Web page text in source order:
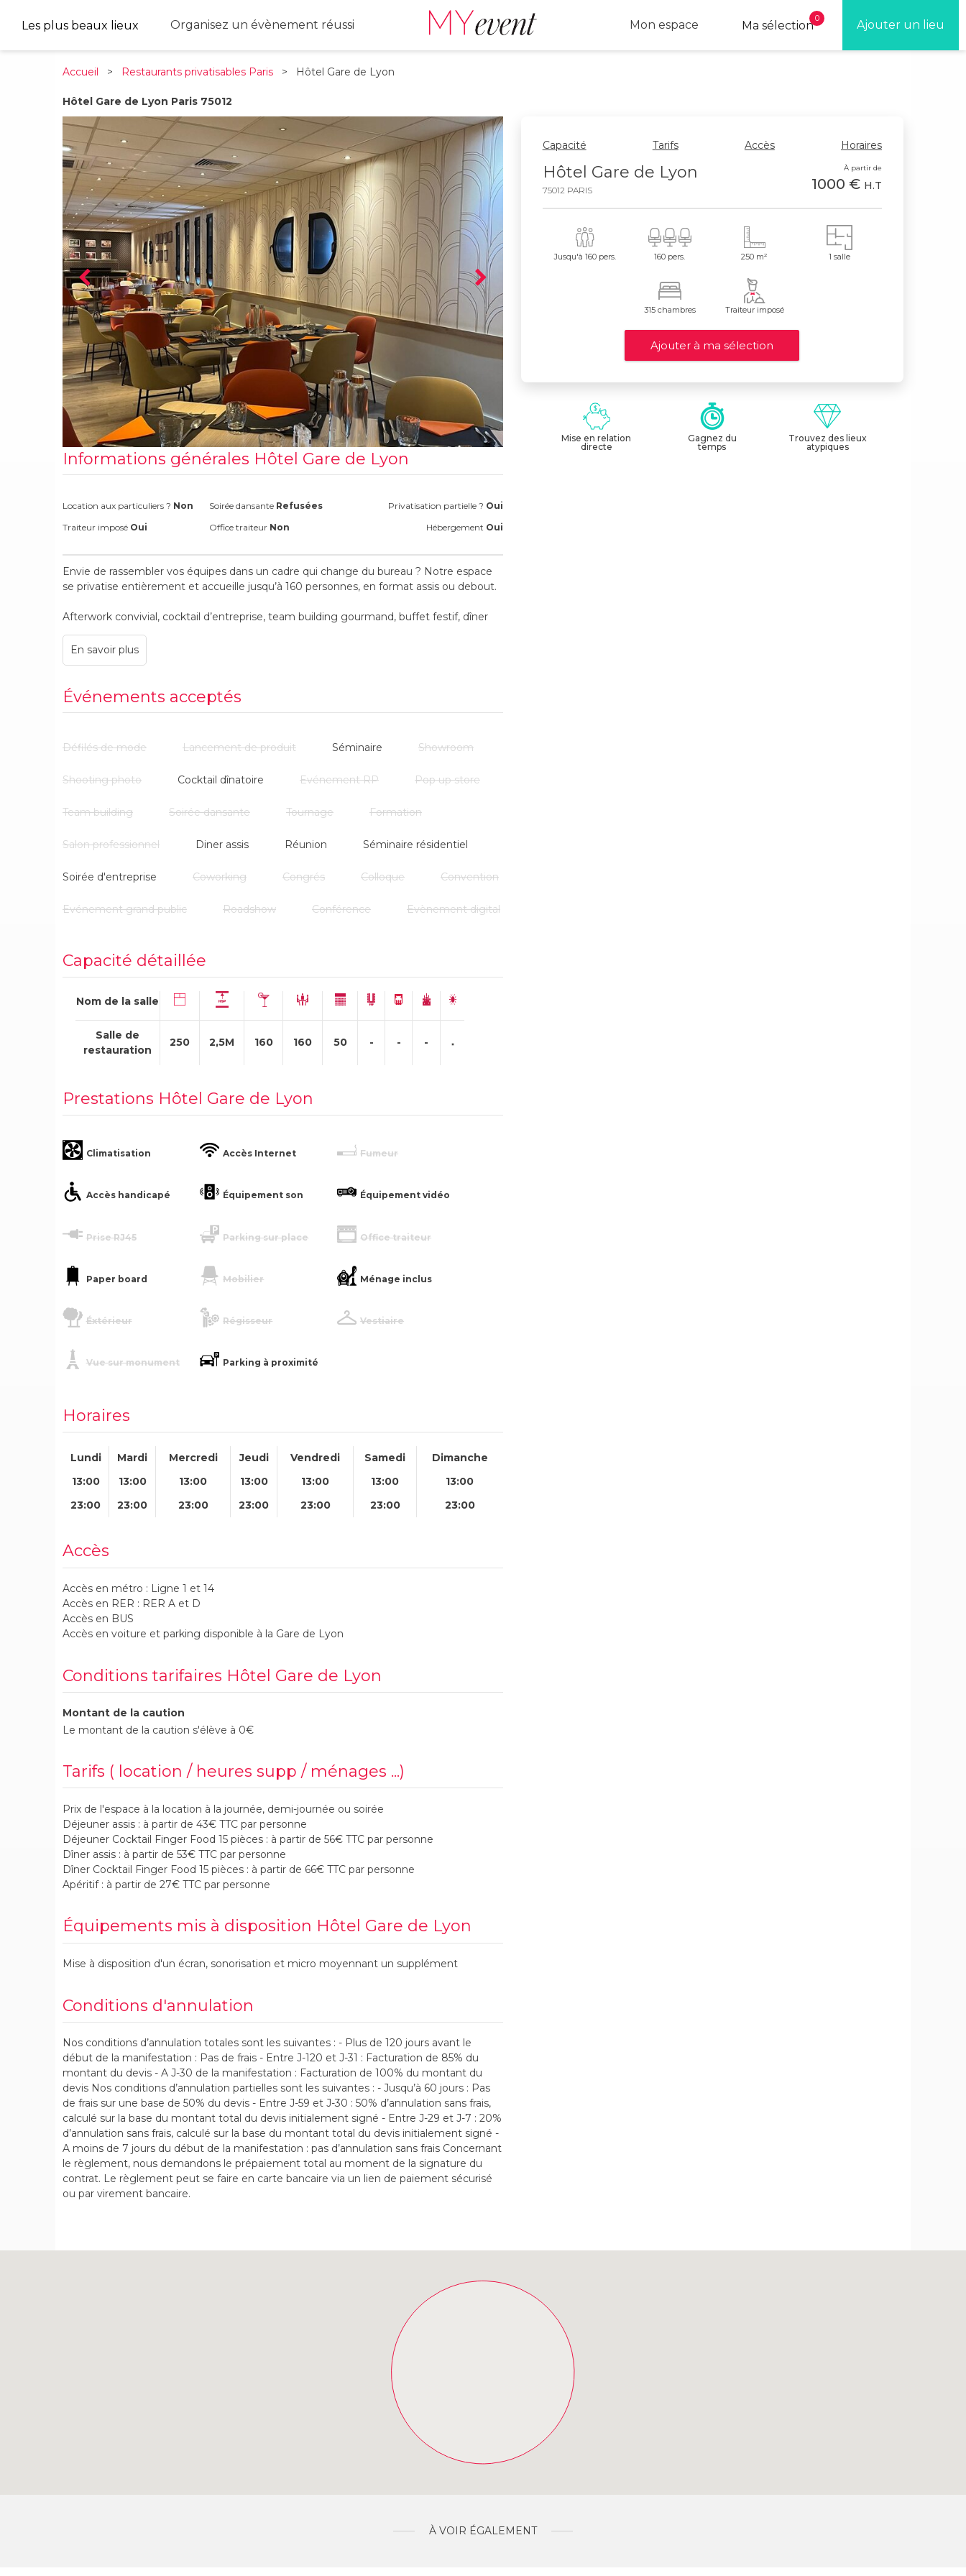
Les plus beaux lieux Organisez un évènement réussi Ajouter un lieu
Ma sélection
0
Mon espace
Accueil > Restaurants privatisables Paris > Hôtel Gare de Lyon
Hôtel Gare de Lyon Paris 75012
Informations générales Hôtel Gare de Lyon
Location aux particuliers ? Non Soirée dansante Refusées Privatisation partielle ? Oui
Traiteur imposé Oui Office traiteur Non Hébergement Oui
Envie de rassembler vos équipes dans un cadre qui change du bureau ? Notre espace
se privatise entièrement et accueille jusqu’à 160 personnes, en format assis ou debout.
Afterwork convivial, cocktail d’entreprise, team building gourmand, buffet festif, dîner
assis ou finger food à partager… on s’adapte à votre énergie et à vos objectifs.
Modulable et disponible midi et soir, le lieu se transforme selon vos besoins pour créer
Faites-nous part de votre projet et recevrez toutes les informations pour organiser un
Événements acceptés
Défilés de mode Lancement de produit Séminaire Showroom
Shooting photo Cocktail dînatoire Evénement RP Pop up store
Team building Soirée dansante Tournage Formation
Salon professionnel Diner assis Réunion Séminaire résidentiel
Soirée d'entreprise Coworking Congrés Colloque Convention
Evénement grand public Roadshow Conférence Evènement digital
Capacité détaillée
Nom de la salle
Salle de
restauration
250 2,5M 160 160 50 - - -
Prestations Hôtel Gare de Lyon
Climatisation Accès Internet Fumeur
Accès handicapé Équipement son Équipement vidéo
Prise RJ45 Parking sur place Office traiteur
Paper board Mobilier Ménage inclus
Éxtérieur Régisseur Vestiaire
Vue sur monument Parking à proximité
Horaires
Lundi Mardi Mercredi Jeudi Vendredi Samedi
Dimanche
13:00
13:00 13:00 13:00 13:00 13:00
13:00
23:00
23:00 23:00 23:00 23:00 23:00 23:00
Accès
Accès en métro : Ligne 1 et 14
Accès en RER : RER A et D
Accès en BUS
Accès en voiture et parking disponible à la Gare de Lyon
Conditions tarifaires Hôtel Gare de Lyon
Montant de la caution
Le montant de la caution s'élève à 0€
Tarifs ( location / heures supp / ménages ...)
Prix de l'espace à la location à la journée, demi-journée ou soirée
Déjeuner assis : à partir de 43€ TTC par personne
Déjeuner Cocktail Finger Food 15 pièces : à partir de 56€ TTC par personne
Dîner assis : à partir de 53€ TTC par personne
Dîner Cocktail Finger Food 15 pièces : à partir de 66€ TTC par personne
Apéritif : à partir de 27€ TTC par personne
Équipements mis à disposition Hôtel Gare de Lyon
Mise à disposition d'un écran, sonorisation et micro moyennant un supplément
Conditions d'annulation
Nos conditions d’annulation totales sont les suivantes : - Plus de 120 jours avant le
début de la manifestation : Pas de frais - Entre J-120 et J-31 : Facturation de 85% du
montant du devis - A J-30 de la manifestation : Facturation de 100% du montant du
devis Nos conditions d’annulation partielles sont les suivantes : - Jusqu’à 60 jours : Pas
de frais sur une base de 50% du devis - Entre J-59 et J-30 : 50% d’annulation sans frais,
calculé sur la base du montant total du devis initialement signé - Entre J-29 et J-7 : 20%
d’annulation sans frais, calculé sur la base du montant total du devis initialement signé -
A moins de 7 jours du début de la manifestation : pas d’annulation sans frais Concernant
le règlement, nous demandons le prépaiement total au moment de la signature du
contrat. Le règlement peut se faire en carte bancaire via un lien de paiement sécurisé
ou par virement bancaire.
Capacité Tarifs Accès Horaires
Hôtel Gare de Lyon
75012 PARIS
À partir de
1000 € H.T
Jusqu'à 160 pers. 160 pers. 250 m² 1 salle
315 chambres Traiteur imposé
Mise en relation
directe
Gagnez du
temps
Trouvez des lieux
atypiques
À VOIR ÉGALEMENT